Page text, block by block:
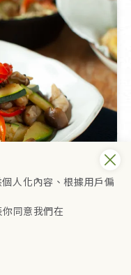
人化內容、根據用戶偏
同意我們在